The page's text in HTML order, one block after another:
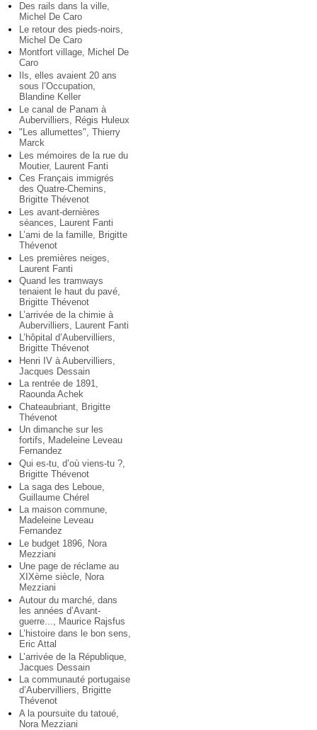
Des rails dans la ville,
Michel De Caro
Le retour des pieds-noirs,
Michel De Caro
Montfort village, Michel De
Caro
Ils, elles avaient 20 ans
sous l’Occupation,
Blandine Keller
Le canal de Panam à
Aubervilliers, Régis Huleux
"Les allumettes", Thierry
Marck
Les mémoires de la rue du
Moutier, Laurent Fanti
Ces Français immigrés
des Quatre-Chemins,
Brigitte Thévenot
Les avant-dernières
séances, Laurent Fanti
L’ami de la famille, Brigitte
Thévenot
Les premières neiges,
Laurent Fanti
Quand les tramways
tenaient le haut du pavé,
Brigitte Thévenot
L’arrivée de la chimie à
Aubervilliers, Laurent Fanti
L’hôpital d’Aubervilliers,
Brigitte Thévenot
Henri IV à Aubervilliers,
Jacques Dessain
La rentrée de 1891,
Raounda Achek
Chateaubriant, Brigitte
Thévenot
Un dimanche sur les
fortifs, Madeleine Leveau
Fernandez
Qui es-tu, d’où viens-tu ?,
Brigitte Thévenot
La saga des Leboue,
Guillaume Chérel
La maison commune,
Madeleine Leveau
Fernandez
Le budget 1896, Nora
Mezziani
Une page de réclame au
XIXème siècle, Nora
Mezziani
Autour du marché, dans
les années d’Avant-
guerre..., Maurice Rajsfus
L’histoire dans le bon sens,
Eric Attal
L’arrivée de la République,
Jacques Dessain
La communauté portugaise
d’Aubervilliers, Brigitte
Thévenot
A la poursuite du tatoué,
Nora Mezziani